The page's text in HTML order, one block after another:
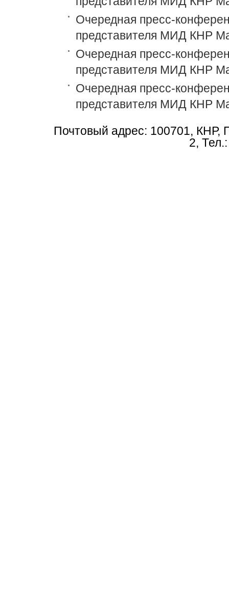
Очередная пресс-
представителя МИД КНР
Очередная пресс-
представителя МИД КНР
Очередная пресс-
представителя МИД КНР
Почтовый адрес: 100701, КНР,
2,